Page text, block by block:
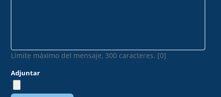
Límite máximo del mensaje, 300 caracteres. [0]
Adjuntar